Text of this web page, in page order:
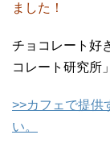
ました！
チョコレート好
コレート研究所
>>カフェで提供
い。